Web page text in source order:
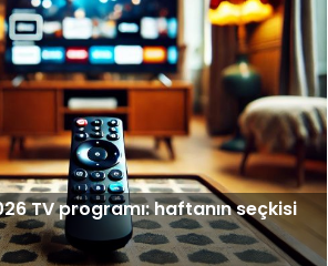
TV programı: haftanın seçkisi